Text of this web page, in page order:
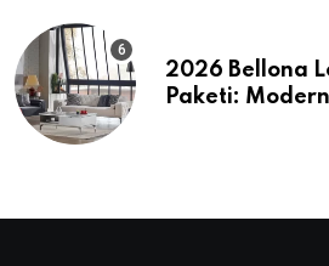
2026 Bellona
Paketi: